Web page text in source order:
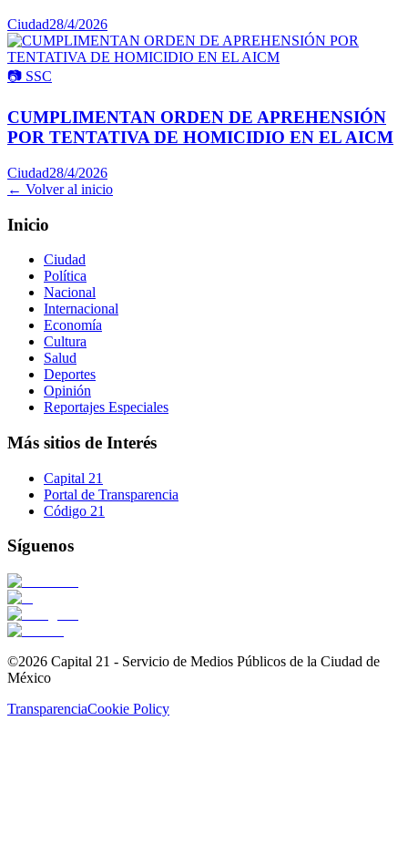
Ciudad28/4/2026
📷 SSC
CUMPLIMENTAN ORDEN DE APREHENSIÓN
POR TENTATIVA DE HOMICIDIO EN EL AICM
Ciudad28/4/2026
← Volver al inicio
Inicio
Ciudad
Política
Nacional
Internacional
Economía
Cultura
Salud
Deportes
Opinión
Reportajes Especiales
Más sitios de Interés
Capital 21
Portal de Transparencia
Código 21
Síguenos
©2026 Capital 21 - Servicio de Medios Públicos de la Ciudad de
México
TransparenciaCookie Policy